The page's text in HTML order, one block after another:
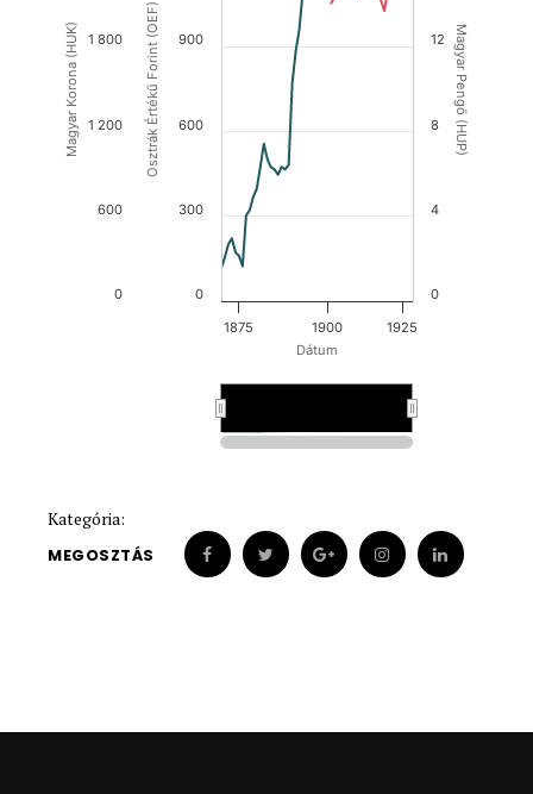
Dátum
Osztrák Értékű Forint (OEF)
Magyar Korona (HUK) Magyar Pengő (HUP)
1900
1875 1925
0
300
600
900
0
600
1 200
1 800
0
4
8
12
Kategória:
MEGOSZTÁS